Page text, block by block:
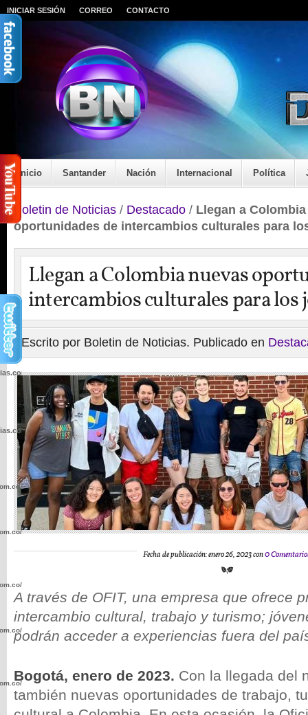
INICIAR SESIÓN CORREO CONTACTO
Inicio Santander Nación Internacional Política
Boletin de Noticias / Destacado / Llegan a
oportunidades de intercambios culturales para
Llegan a Colombia nuevas
intercambios culturales para los
Escrito por Boletin de Noticias. Publicado en
Fecha de publicación: enero 26, 2023 con0
A través de OFIT, una empresa que ofrece
intercambio cultural, trabajo y turismo;
podrán acceder a experiencias fuera del
Bogotá, enero de 2023. Con la llegada del
también nuevas oportunidades de trabajo,
wp-
wp-
wp-
wp-
wp-
wp-
wp-